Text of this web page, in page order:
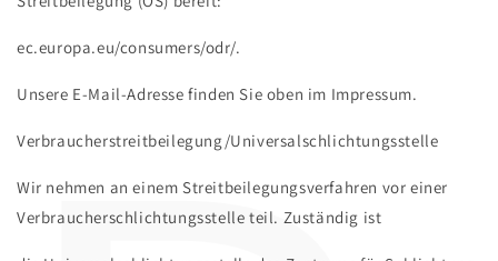
ec.europa.eu/consumers/odr/.
Unsere E-Mail-Adresse finden Sie oben im Impressum.
Verbraucherstreitbeilegung/Universalschlichtungsstelle
Wir nehmen an einem Streitbeilegungsverfahren vor einer
Verbraucherschlichtungsstelle teil. Zuständig ist